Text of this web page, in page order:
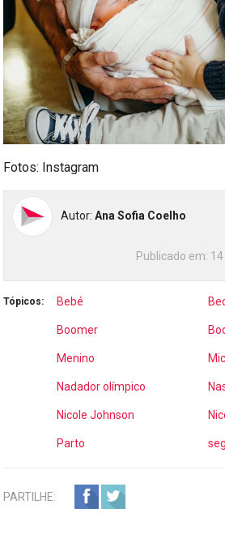
Fotos: Instagram
Autor:Ana Sofia Coelho
Publicado em:
Tópicos: Bebé
Boomer
Menino
Nadador olímpico
Nicole Johnson
Parto
PARTILHE: